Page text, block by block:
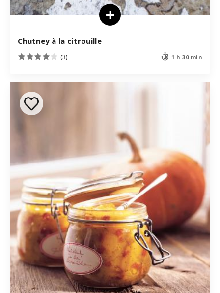
Chutney à la citrouille
(3) 1 h 30 min